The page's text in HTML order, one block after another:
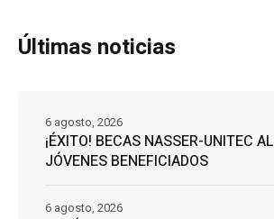
Últimas noticias
¡ÉXITO! BECAS NASSER-UNITEC
JÓVENES BENEFICIADOS
6 agosto, 2026
6 agosto, 2026